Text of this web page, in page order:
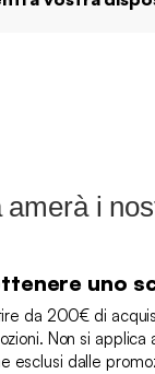
amerà i
uno
da 200€ di
Non si applica
esclusi dalle